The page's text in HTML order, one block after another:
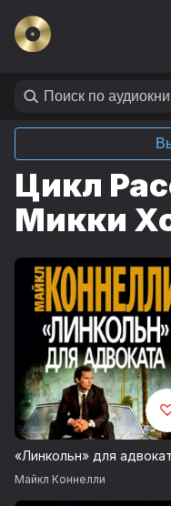
Цикл
Микки
«Линкольн» для
Майкл Коннелли